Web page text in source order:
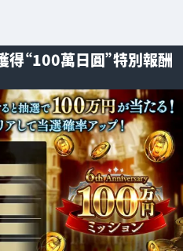
得“100萬日圓”特別報酬